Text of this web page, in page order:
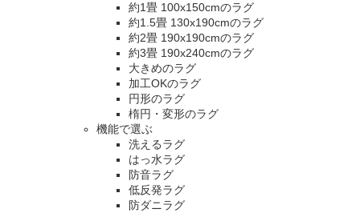
約1畳 100x150cmのラグ
約1.5畳 130x190cmのラグ
約2畳 190x190cmのラグ
約3畳 190x240cmのラグ
大きめのラグ
加工OKのラグ
円形のラグ
楕円・変形のラグ
機能で選ぶ
洗えるラグ
はっ水ラグ
防音ラグ
低反発ラグ
防ダニラグ